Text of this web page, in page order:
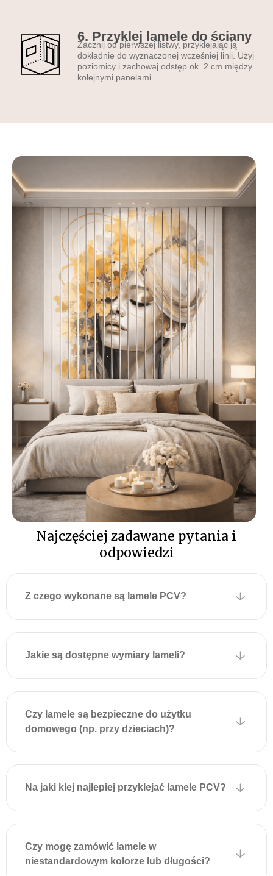
techniczna lameli
dekoracyjnych:
szerokość lameli:
8 cm |
wysokiej jakości
PCV – lekki i trwały |
druk:nowoczesna
technologia UV – odporna
na blaknięcie, zapewniająca
intensywne kolory
Montaż lameli
ściennych z nadrukiem
UV
polega na naniesieniu kleju
montażowego i dociśnięciu
panelu do wyznaczonej linii;
szczegółową instrukcję
znajdziesz w zakładce „Jak
zamontować lamele”.
6. Przyklej lamele do ściany
Zacznij od pierwszej listwy, przyklejając ją
dokładnie do wyznaczonej wcześniej linii. Użyj
poziomicy i zachowaj odstęp ok. 2 cm między
kolejnymi panelami.
Najczęściej zadawane pytania i
odpowiedzi
Z czego wykonane są lamele PCV?
Jakie są dostępne wymiary lameli?
Czy lamele są bezpieczne do użytku
domowego (np. przy dzieciach)?
Na jaki klej najlepiej przyklejać lamele PCV?
Czy mogę zamówić lamele w
niestandardowym kolorze lub długości?